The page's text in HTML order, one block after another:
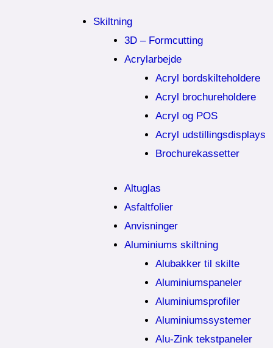
Skiltning
3D – Formcutting
Acrylarbejde
Acryl bordskilteholdere
Acryl brochureholdere
Acryl og POS
Acryl udstillingsdisplays
Brochurekassetter
Altuglas
Asfaltfolier
Anvisninger
Aluminiums skiltning
Alubakker til skilte
Aluminiumspaneler
Aluminiumsprofiler
Aluminiumssystemer
Alu-Zink tekstpaneler